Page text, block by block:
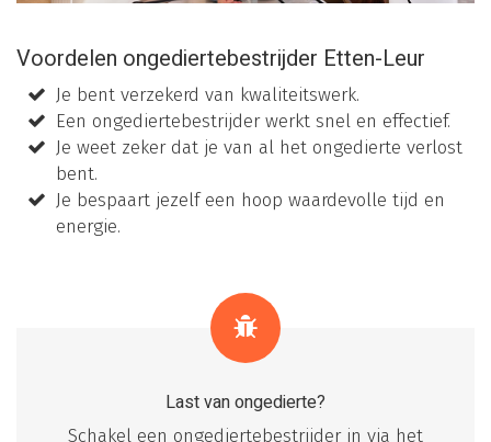
Voordelen ongediertebestrijder Etten-Leur
Je bent verzekerd van kwaliteitswerk.
Een ongediertebestrijder werkt snel en effectief.
Je weet zeker dat je van al het ongedierte verlost
bent.
Je bespaart jezelf een hoop waardevolle tijd en
energie.
Last van ongedierte?
Schakel een ongediertebestrijder in via het